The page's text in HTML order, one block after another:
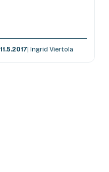
11.5.2017| Ingrid Viertola